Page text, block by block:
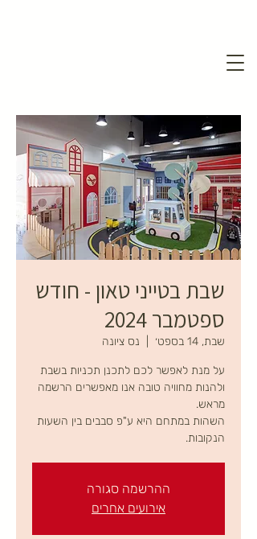
שבת בטייני טאון - חודש
ספטמבר 2024
שבת, 14 בספט׳ נס ציונה
על מנת לאפשר לכם לתכנן תכניות בשבת
ולהנות מחוויה טובה אנו מאפשרים הרשמה
השהות במתחם היא ע"פ סבבים בין השעות
הנקובות.
ההרשמה סגורה
אירועים אחרים